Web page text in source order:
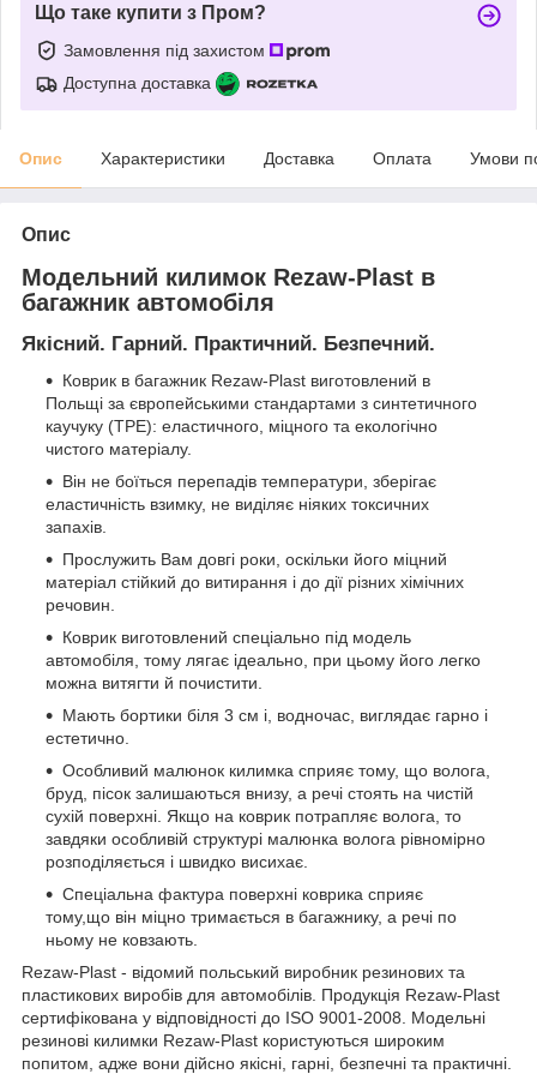
Що таке купити з Пром?
Замовлення під захистом
Доступна доставка
Опис Характеристики Доставка Оплата Умови
Опис
Модельний килимок Rezaw-Plast в
багажник автомобіля
Якісний. Гарний. Практичний. Безпечний.
Коврик в багажник Rezaw-Plast виготовлений в
Польщі за європейськими стандартами з синтетичного
каучуку (ТРЕ): еластичного, міцного та екологічно
чистого матеріалу.
Він не боїться перепадів температури, зберігає
еластичність взимку, не виділяє ніяких токсичних
запахів.
Прослужить Вам довгі роки, оскільки його міцний
матеріал стійкий до витирання і до дії різних хімічних
речовин.
Коврик виготовлений спеціально під модель
автомобіля, тому лягає ідеально, при цьому його легко
можна витягти й почистити.
Мають бортики біля 3 см і, водночас, виглядає гарно і
естетично.
Особливий малюнок килимка сприяє тому, що волога,
бруд, пісок залишаються внизу, а речі стоять на чистій
сухій поверхні. Якщо на коврик потрапляє волога, то
завдяки особливій структурі малюнка волога рівномірно
розподіляється і швидко висихає.
Спеціальна фактура поверхні коврика сприяє
тому,що він міцно тримається в багажнику, а речі по
ньому не ковзають.
Rezaw-Plast - відомий польський виробник резинових та
пластикових виробів для автомобілів. Продукція Rezaw-Plast
сертифікована у відповідності до ISO 9001-2008. Модельні
резинові килимки Rezaw-Plast користуються широким
попитом, адже вони дійсно якісні, гарні, безпечні та практичні.